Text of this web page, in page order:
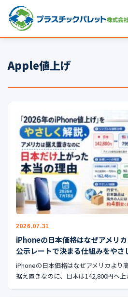
パレットサイズ
プラパレット
中古パレット
再生原料
梱包資材
イラン情勢まとめ
公式ブログ
会社案内
🇺🇸🇰🇷
Apple値上げ
2026.07.31
iPhoneの日本価格はなぜアメリ
公示レートで決まる仕組みをやさ
iPhoneの日本価格はなぜアメリカより
据え置きなのに、日本は142,800円へ